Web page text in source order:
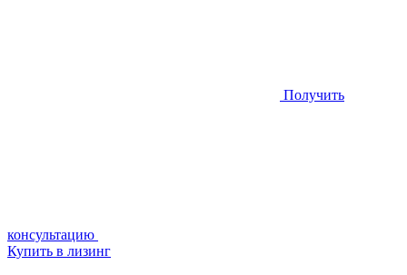
Получить
консультацию
Купить в лизинг